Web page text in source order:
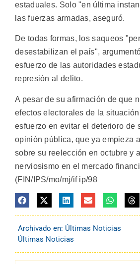
estaduales. Solo "en última
las fuerzas armadas, aseguró.
De todas formas, los saqueos
desestabilizan el país",
esfuerzo de las autoridades
represión al delito.
A pesar de su afirmación de que
efectos electorales de la
esfuerzo en evitar el deterioro de
opinión pública, que ya empieza
sobre su reelección en octubre y
nerviosismo en el mercado
(FIN/IPS/mo/mj/if ip/98
Archivado en: Últimas Noticias
Últimas Noticias